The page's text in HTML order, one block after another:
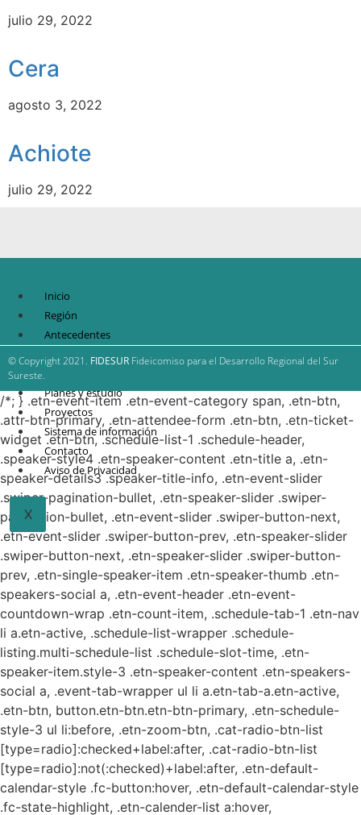
julio 29, 2022
Cera
agosto 3, 2022
Achiote
julio 29, 2022
Inicio
Región
Antecedentes
FIDESUR
Planes y estudio
Proyectos
Sistema de información
Contacto
Aviso de Privacidad
X
© Copyright 2021. FIDESUR Fideicomiso para el Desarrollo Regional del Sur
Sureste.
/*; } .etn-event-item .etn-event-category span, .etn-btn,
.attr-btn-primary, .etn-attendee-form .etn-btn, .etn-ticket-
widget .etn-btn, .schedule-list-1 .schedule-header,
.speaker-style4 .etn-speaker-content .etn-title a, .etn-
speaker-details3 .speaker-title-info, .etn-event-slider
.swiper-pagination-bullet, .etn-speaker-slider .swiper-
pagination-bullet, .etn-event-slider .swiper-button-next,
.etn-event-slider .swiper-button-prev, .etn-speaker-slider
.swiper-button-next, .etn-speaker-slider .swiper-button-
prev, .etn-single-speaker-item .etn-speaker-thumb .etn-
speakers-social a, .etn-event-header .etn-event-
countdown-wrap .etn-count-item, .schedule-tab-1 .etn-nav
li a.etn-active, .schedule-list-wrapper .schedule-
listing.multi-schedule-list .schedule-slot-time, .etn-
speaker-item.style-3 .etn-speaker-content .etn-speakers-
social a, .event-tab-wrapper ul li a.etn-tab-a.etn-active,
.etn-btn, button.etn-btn.etn-btn-primary, .etn-schedule-
style-3 ul li:before, .etn-zoom-btn, .cat-radio-btn-list
[type=radio]:checked+label:after, .cat-radio-btn-list
[type=radio]:not(:checked)+label:after, .etn-default-
calendar-style .fc-button:hover, .etn-default-calendar-style
.fc-state-highlight, .etn-calender-list a:hover,